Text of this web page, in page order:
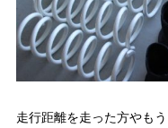
走行距離を走った方やも